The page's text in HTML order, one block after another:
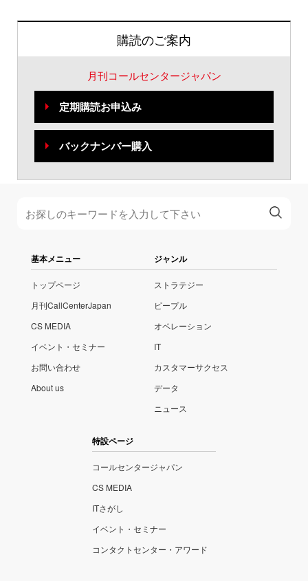
購読のご案内
月刊コールセンタージャパン
定期購読お申込み
バックナンバー購入
基本メニュー
トップページ
月刊CallCenterJapan
CS MEDIA
イベント・セミナー
お問い合わせ
About us
ジャンル
ストラテジー
ピープル
オペレーション
IT
カスタマーサクセス
データ
ニュース
特設ページ
コールセンタージャパン
CS MEDIA
ITさがし
イベント・セミナー
コンタクトセンター・アワード